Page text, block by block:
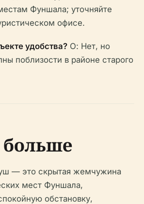
Фуншала; уточняйте
офисе.
удобства? О: Нет, но
поблизости в районе старого
больше
— это скрытая жемчужина
мест Фуншала,
обстановку,